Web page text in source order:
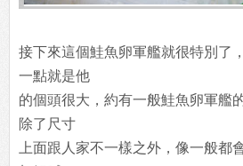
接下來這個鮭魚卵軍艦就很特別了
一點就是他
的個頭很大，約有一般鮭魚卵軍艦
除了尺寸
上面跟人家不一樣之外，像一般都